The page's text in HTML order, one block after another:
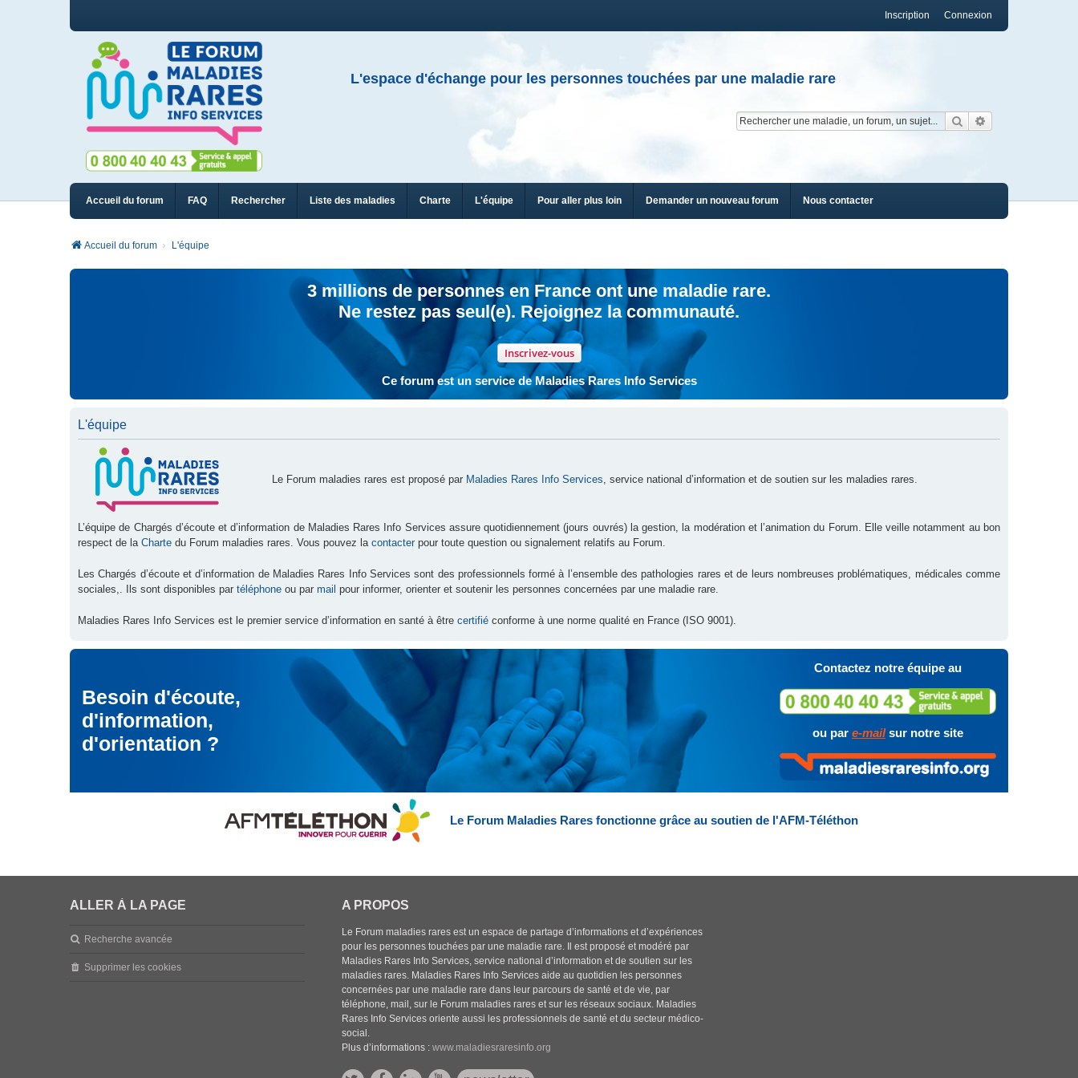
Connexion
Inscription
L'espace d'échange pour les personnes touchées par une maladie rare
Rechercher
Accueil du forum FAQ Rechercher Liste des maladies Charte L'équipe Pour aller plus loin Demander un nouveau forum Nous contacter
Accueil du forum L'équipe
3 millions de personnes en France ont une maladie rare.
Ne restez pas seul(e). Rejoignez la communauté.
Inscrivez-vous
Ce forum est un service de Maladies Rares Info Services
L'équipe
Le Forum maladies rares est proposé par Maladies Rares Info Services, service national d’information et de soutien sur les maladies rares.
L’équipe de Chargés d’écoute et d’information de Maladies Rares Info Services assure quotidiennement (jours ouvrés) la gestion, la modération et l’animation du Forum. Elle veille notamment au bon
respect de la Charte du Forum maladies rares. Vous pouvez la contacter pour toute question ou signalement relatifs au Forum.
Les Chargés d’écoute et d’information de Maladies Rares Info Services sont des professionnels formé à l’ensemble des pathologies rares et de leurs nombreuses problématiques, médicales comme
sociales,. Ils sont disponibles par téléphone ou par mail pour informer, orienter et soutenir les personnes concernées par une maladie rare.
Maladies Rares Info Services est le premier service d’information en santé à être certifié conforme à une norme qualité en France (ISO 9001).
Besoin d'écoute,
d'information,
d'orientation ?
Contactez notre équipe au
ou par e-mailsur notre site
Le Forum Maladies Rares fonctionne grâce au soutien de l'AFM-Téléthon
ALLER À LA PAGE
Recherche avancée
Supprimer les cookies
A PROPOS
Le Forum maladies rares est un espace de partage d’informations et d’expériences
pour les personnes touchées par une maladie rare. Il est proposé et modéré par
Maladies Rares Info Services, service national d’information et de soutien sur les
maladies rares. Maladies Rares Info Services aide au quotidien les personnes
concernées par une maladie rare dans leur parcours de santé et de vie, par
téléphone, mail, sur le Forum maladies rares et sur les réseaux sociaux. Maladies
Rares Info Services oriente aussi les professionnels de santé et du secteur médico-
social.
Plus d’informations :www.maladiesraresinfo.org